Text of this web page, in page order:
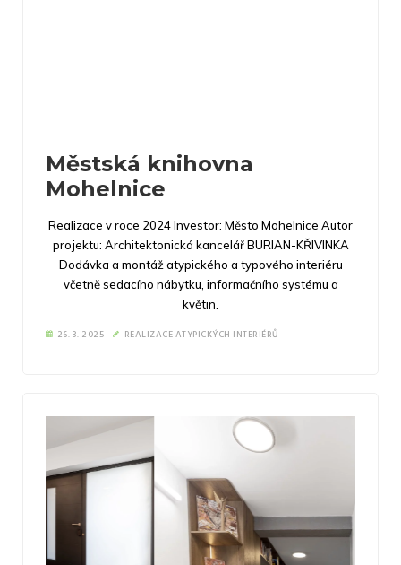
Městská knihovna
Mohelnice
Realizace v roce 2024 Investor: Město Mohelnice Autor
projektu: Architektonická kancelář BURIAN-KŘIVINKA
Dodávka a montáž atypického a typového interiéru
včetně sedacího nábytku, informačního systému a
květin.
26. 3. 2025 REALIZACE ATYPICKÝCH INTERIÉRŮ